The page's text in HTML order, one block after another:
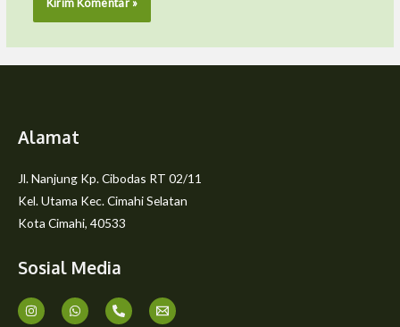
Alamat
Jl. Nanjung Kp. Cibodas RT 02/11
Kel. Utama Kec. Cimahi Selatan
Kota Cimahi, 40533
Sosial Media